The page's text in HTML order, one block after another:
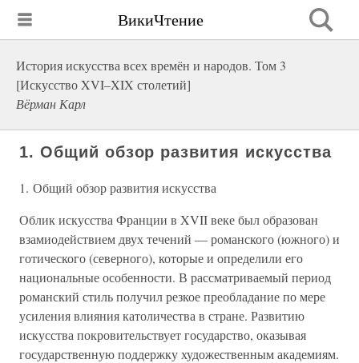
ВикиЧтение
История искусства всех времён и народов. Том 3
[Искусство XVI–XIX столетий]
Вёрман Карл
1. Общий обзор развития искусства
1. Общий обзор развития искусства
Облик искусства Франции в XVII веке был образован
взамиодействием двух течений — романского (южного) и
готического (северного), которые и определили его
национальные особенности. В рассматриваемый период
романский стиль получил резкое преобладание по мере
усиления влияния католичества в стране. Развитию
искусства покровительствует государство, оказывая
государственную поддержку художественным академиям.